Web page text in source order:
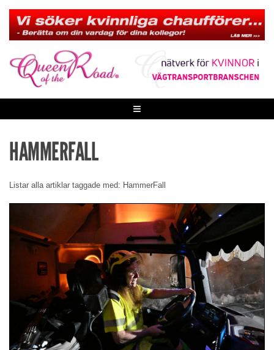
content
≡
HAMMERFALL
Listar alla artiklar taggade med: HammerFall